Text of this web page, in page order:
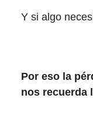
Y si algo
Por eso la
nos recuerda